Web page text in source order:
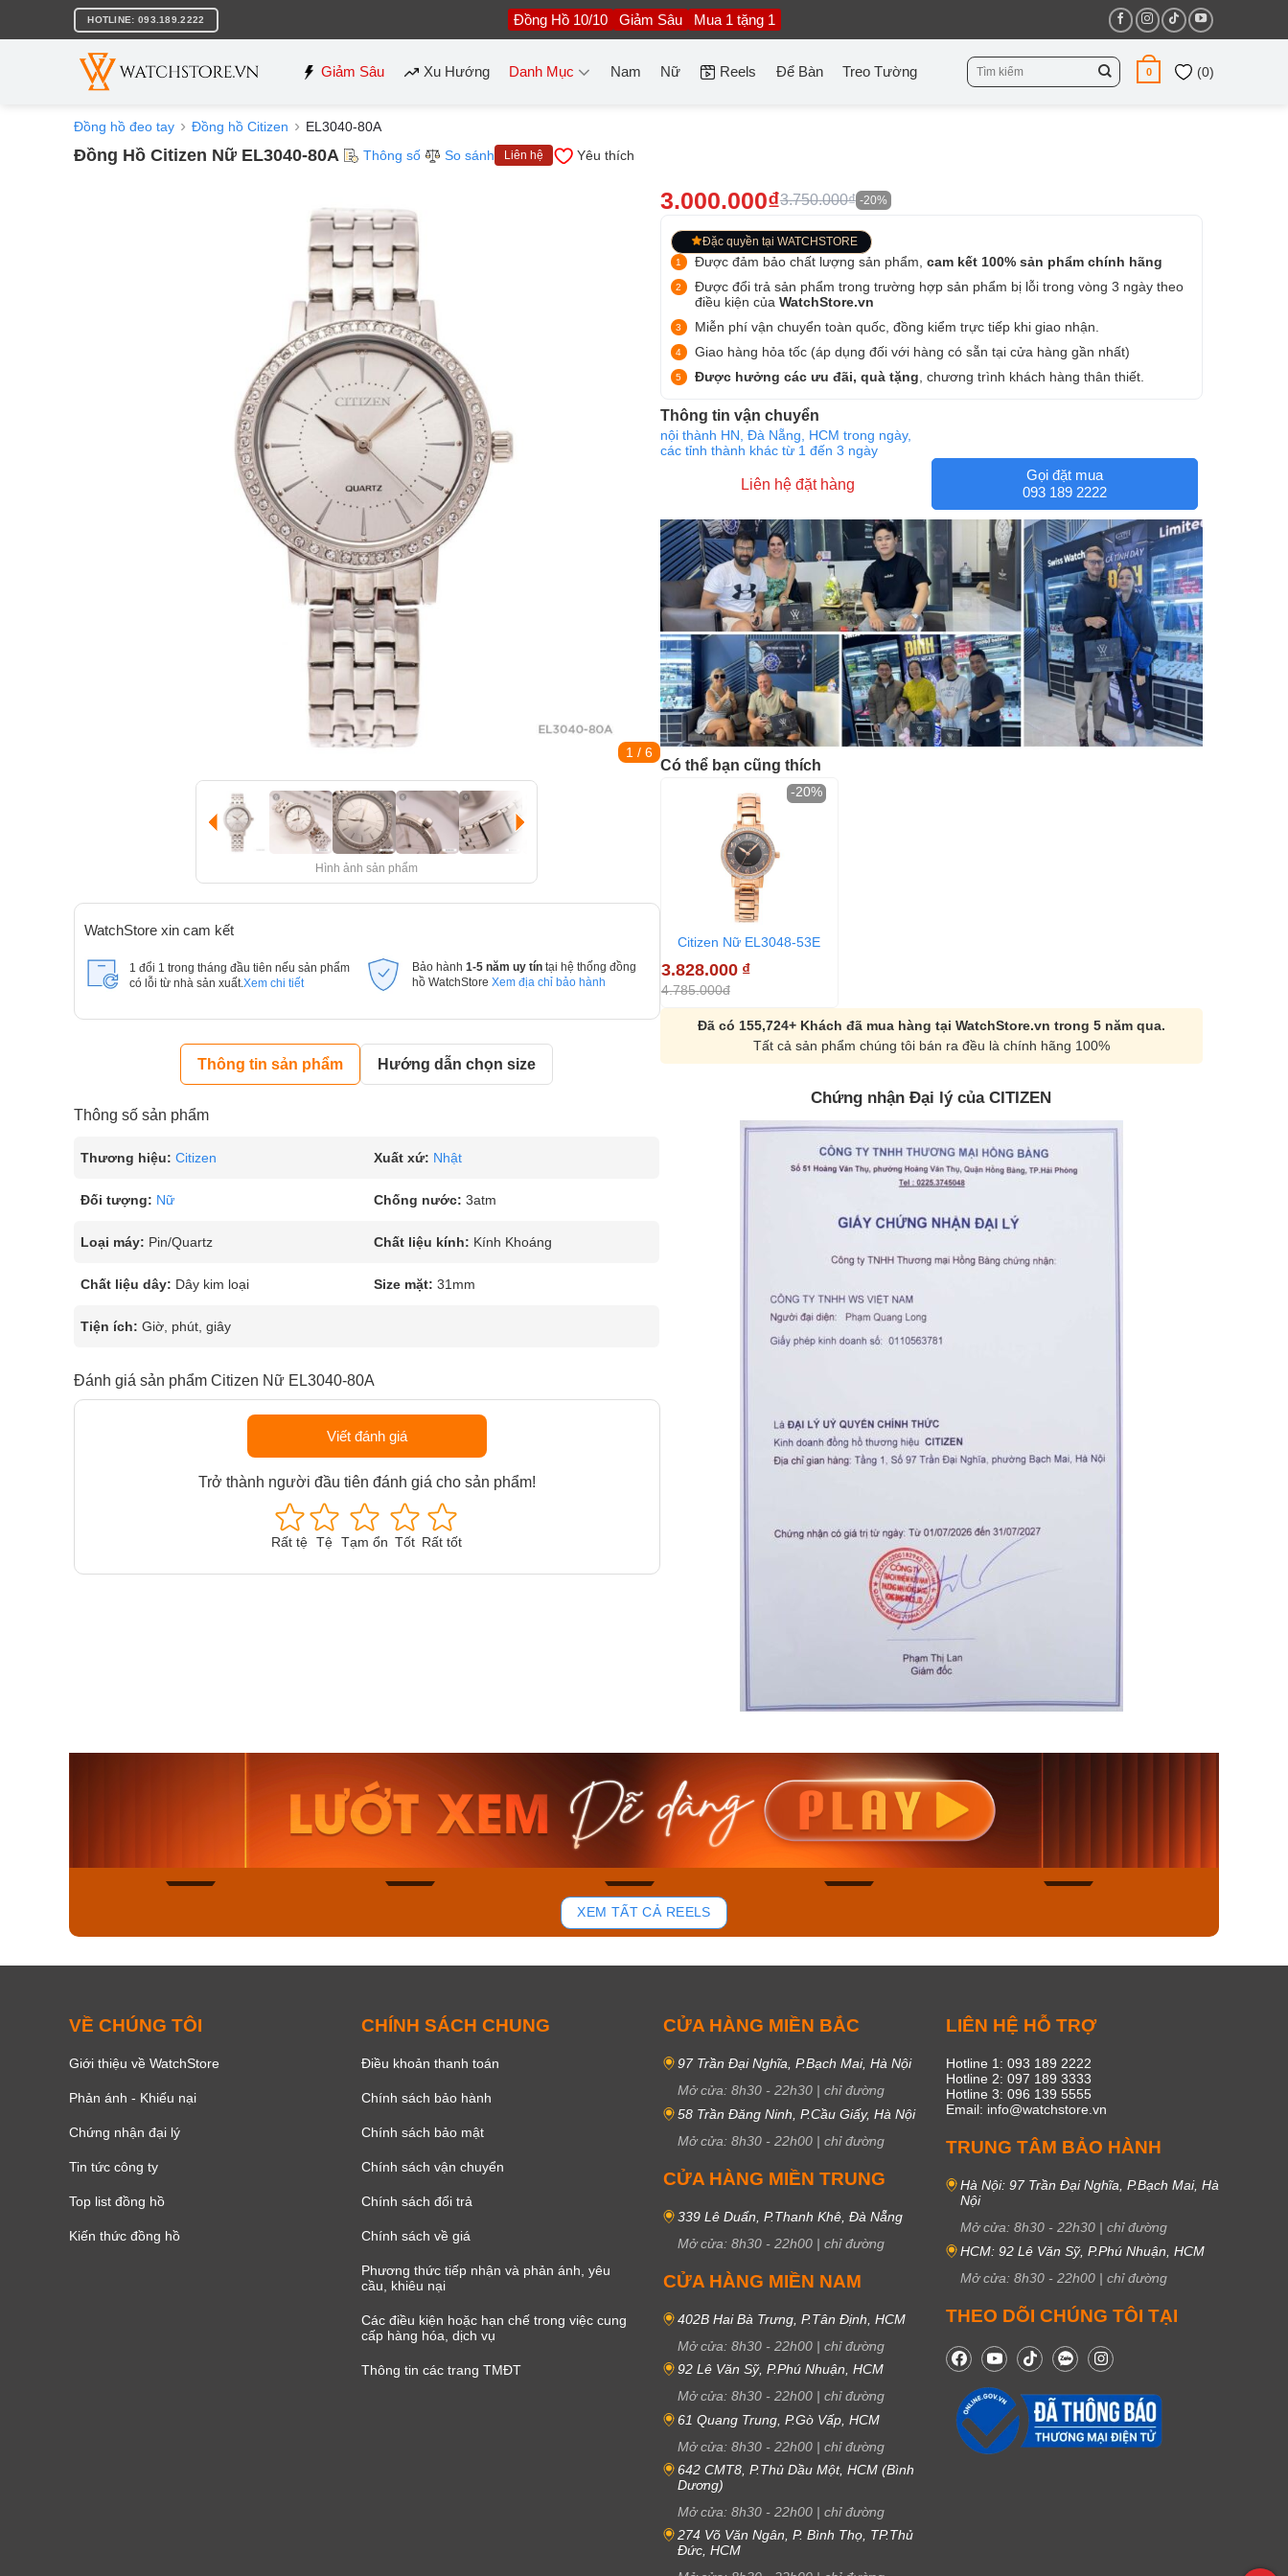
nội
HOTLINE: 093.189.2222 Đồng Hồ 10/10 Giảm Sâu Mua 1 tặng 1
Giảm Sâu Xu Hướng Danh Mục Nam Nữ Reels Để Bàn Treo Tường
Tìm
kiếm:
0 (0)
Đồng hồ đeo tay Đồng hồ Citizen EL3040-80A
Đồng Hồ Citizen Nữ EL3040-80A Thông số So sánh Liên hệ Yêu thích
1 / 6
Hình ảnh sản phẩm
WatchStore xin cam kết
1 đổi 1 trong tháng đầu tiên nếu sản phẩm
có lỗi từ nhà sản xuất. Xem chi tiết
Bảo hành 1-5 năm uy tín tại hệ thống đồng
hồ WatchStore Xem địa chỉ bảo hành
Thông tin sản phẩm Hướng dẫn chọn size
Thông số sản phẩm
Thương hiệu: Citizen Xuất xứ: Nhật
Đối tượng: Nữ Chống nước: 3atm
Loại máy: Pin/Quartz Chất liệu kính: Kính Khoáng
Chất liệu dây: Dây kim loại Size mặt: 31mm
Tiện ích: Giờ, phút, giây
Đánh giá sản phẩm Citizen Nữ EL3040-80A
Viết đánh giá
Trở thành người đầu tiên đánh giá cho sản phẩm!
Rất tệ Tệ Tạm ổn Tốt Rất tốt
3.000.000₫3.750.000₫ -20%
Đặc quyền tại WATCHSTORE
Được đảm bảo chất lượng sản phẩm, cam kết 100% sản phẩm chính hãng
Được đổi trả sản phẩm trong trường hợp sản phẩm bị lỗi trong vòng 3 ngày theo
điều kiện của WatchStore.vn
Miễn phí vận chuyển toàn quốc, đồng kiểm trực tiếp khi giao nhận.
Giao hàng hỏa tốc (áp dụng đối với hàng có sẵn tại cửa hàng gần nhất)
Được hưởng các ưu đãi, quà tặng , chương trình khách hàng thân thiết.
Thông tin vận chuyển
nội thành HN, Đà Nẵng, HCM trong ngày,
các tỉnh thành khác từ 1 đến 3 ngày
Liên hệ đặt hàng
Gọi đặt mua
093 189 2222
Có thể bạn cũng thích
Citizen Nữ EL3048-53E
3.828.000 ₫
4.785.000đ
-20%
Đã có 155,724+ Khách đã mua hàng tại WatchStore.vn trong 5 năm qua.
Tất cả sản phẩm chúng tôi bán ra đều là chính hãng 100%
Chứng nhận Đại lý của CITIZEN
Casio Nam MTS-
115D-1AVDF
2.823.000₫
2.399.550₫
Mua ngay
43
Casio Nam MTS-
RS100L-1AVDF
4.276.000₫
3.634.600₫
Casio Unisex AQ-
230EL-1ADF
2.117.000₫
1.799.450₫
Mua ngay
XEM TẤT CẢ REELS
VỀ CHÚNG TÔI
Giới thiệu về WatchStore
Phản ánh - Khiếu nại
Chứng nhận đại lý
Tin tức công ty
Top list đồng hồ
Kiến thức đồng hồ
CHÍNH SÁCH CHUNG
Điều khoản thanh toán
Chính sách bảo hành
Chính sách bảo mật
Chính sách vận chuyển
Chính sách đổi trả
Chính sách về giá
Phương thức tiếp nhận và phản ánh, yêu
cầu, khiêu nại
Các điều kiện hoặc hạn chế trong việc cung
cấp hàng hóa, dịch vụ
Thông tin các trang TMĐT
CỬA HÀNG MIỀN BẮC
97 Trần Đại Nghĩa, P.Bạch Mai, Hà Nội
Mở cửa: 8h30 - 22h30 | chỉ đường
58 Trần Đăng Ninh, P.Cầu Giấy, Hà Nội
Mở cửa: 8h30 - 22h00 | chỉ đường
CỬA HÀNG MIỀN TRUNG
339 Lê Duẩn, P.Thanh Khê, Đà Nẵng
Mở cửa: 8h30 - 22h00 | chỉ đường
CỬA HÀNG MIỀN NAM
402B Hai Bà Trưng, P.Tân Định, HCM
Mở cửa: 8h30 - 22h00 | chỉ đường
92 Lê Văn Sỹ, P.Phú Nhuận, HCM
Mở cửa: 8h30 - 22h00 | chỉ đường
61 Quang Trung, P.Gò Vấp, HCM
Mở cửa: 8h30 - 22h00 | chỉ đường
642 CMT8, P.Thủ Dầu Một, HCM (Bình
Dương)
Mở cửa: 8h30 - 22h00 | chỉ đường
274 Võ Văn Ngân, P. Bình Thọ, TP.Thủ
Đức, HCM
LIÊN HỆ HỖ TRỢ
Hotline 1: 093 189 2222
Hotline 2: 097 189 3333
Hotline 3: 096 139 5555
Email: info@watchstore.vn
TRUNG TÂM BẢO HÀNH
Hà Nội: 97 Trần Đại Nghĩa, P.Bạch Mai, Hà
Nội
Mở cửa: 8h30 - 22h30 | chỉ đường
HCM: 92 Lê Văn Sỹ, P.Phú Nhuận, HCM
Mở cửa: 8h30 - 22h00 | chỉ đường
THEO DÕI CHÚNG TÔI TẠI